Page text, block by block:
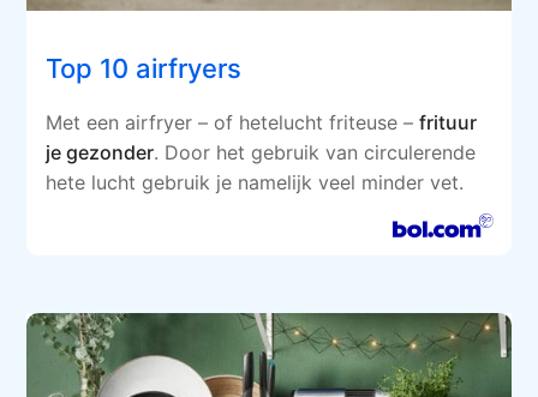
Top 10 airfryers
Met een airfryer – of hetelucht friteuse –frituur
je gezonder. Door het gebruik van circulerende
hete lucht gebruik je namelijk veel minder vet.